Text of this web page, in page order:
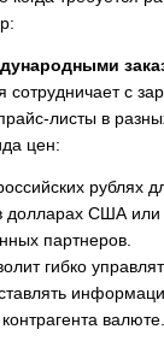
сотрудничает с
листы в
цен:
рублях
долларах США или
партнеров.
гибко
валюте.